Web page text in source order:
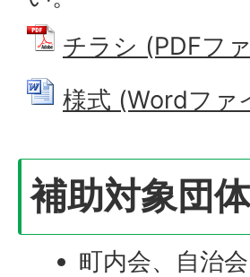
チラシ (PDFフ
様式 (Wordファ
補助対象団体
町内会、自治会